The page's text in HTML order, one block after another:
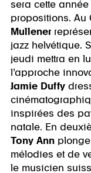
sera cette
propositions. Au
Mullener
jazz helvétique.
jeudi mettra en
l’approche
Jamie Duffy
inspirées des
natale. En
Tony Ann
mélodies et de
le musicien